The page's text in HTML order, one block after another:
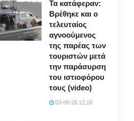
Τα κατάφεραν:
Βρέθηκε και ο
τελευταίος
αγνοούμενος
της παρέας των
τουριστών μετά
την παράσυρση
του ιστιοφόρου
τους (video)
03-08-26 12:18